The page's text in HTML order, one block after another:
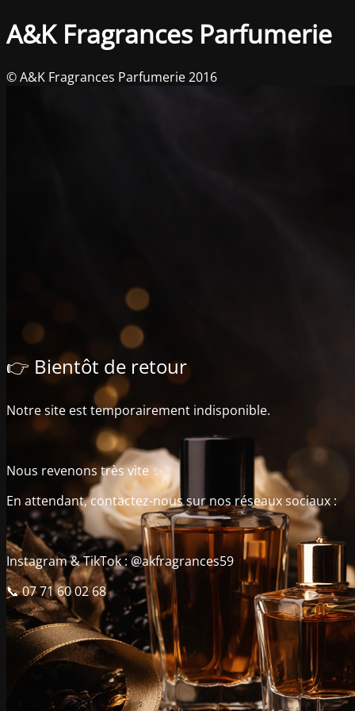
A&K Fragrances Parfumerie
👉 Bientôt de retour
Notre site est temporairement indisponible.
Nous revenons très vite ✨
En attendant, contactez-nous sur nos réseaux sociaux :
Instagram & TikTok : @akfragrances59
📞 07 71 60 02 68
© A&K Fragrances Parfumerie 2016